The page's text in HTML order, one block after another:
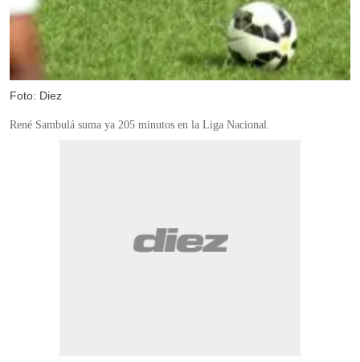
Foto: Diez
René Sambulá suma ya 205 minutos en la Liga Nacional.